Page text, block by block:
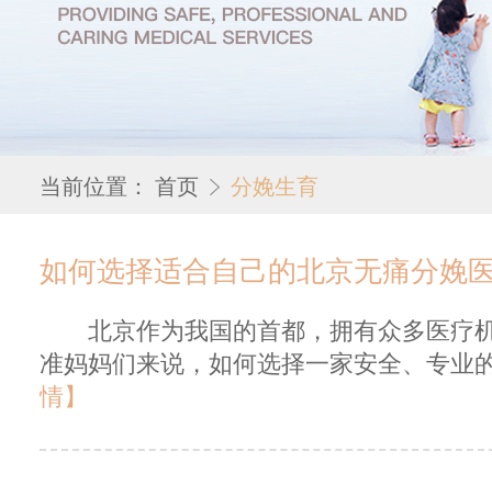
当前位置： 首页 分娩生育
如何选择适合自己的北京无痛分娩
北京作为我国的首都，拥有众多医疗
准妈妈们来说，如何选择一家安全、专业
情】